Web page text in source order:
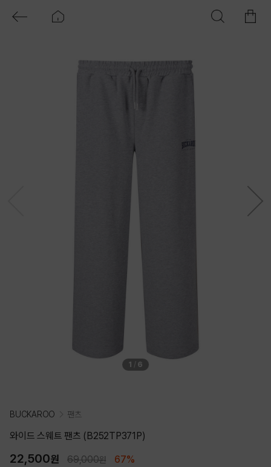
1 / 6
BUCKAROO 팬츠
와이드 스웨트 팬츠 (B252TP371P)
22,500원 69,000원 67%